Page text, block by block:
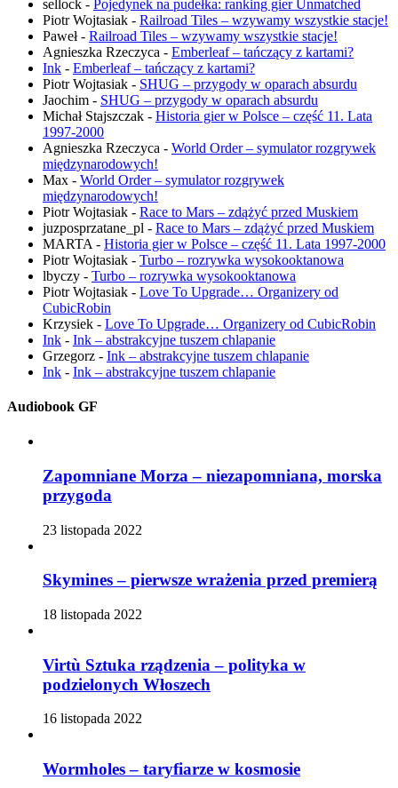
sellock - Pojedynek na pudełka: ranking gier Unmatched
Piotr Wojtasiak - Railroad Tiles – wzywamy wszystkie stacje!
Paweł- Railroad Tiles – wzywamy wszystkie stacje!
Agnieszka Rzeczyca - Emberleaf – tańczący z kartami?
Ink - Emberleaf – tańczący z kartami?
Piotr Wojtasiak - SHUG – przygody w oparach absurdu
Jaochim - SHUG – przygody w oparach absurdu
Michał Stajszczak - Historia gier w Polsce – część 11. Lata
1997-2000
Agnieszka Rzeczyca - World Order – symulator rozgrywek
międzynarodowych!
Max - World Order – symulator rozgrywek
międzynarodowych!
Piotr Wojtasiak - Race to Mars – zdążyć przed Muskiem
juzposprzatane_pl - Race to Mars – zdążyć przed Muskiem
MARTA - Historia gier w Polsce – część 11. Lata 1997-2000
Piotr Wojtasiak - Turbo – rozrywka wysokooktanowa
lbyczy - Turbo – rozrywka wysokooktanowa
Piotr Wojtasiak - Love To Upgrade… Organizery od
CubicRobin
Krzysiek - Love To Upgrade… Organizery od CubicRobin
Ink - Ink – abstrakcyjne tuszem chlapanie
Grzegorz - Ink – abstrakcyjne tuszem chlapanie
Ink - Ink – abstrakcyjne tuszem chlapanie
Audiobook GF
Zapomniane Morza – niezapomniana, morska
przygoda
23 listopada 2022
Skymines – pierwsze wrażenia przed premierą
18 listopada 2022
Virtù Sztuka rządzenia – polityka w
podzielonych Włoszech
16 listopada 2022
Wormholes – taryfiarze w kosmosie